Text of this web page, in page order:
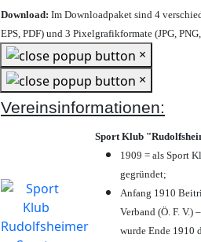
Download: Im Downloadpaket sind 4
EPS, PDF) und 3 Pixelgrafikformate (JPG,
×
×
Vereinsinformationen:
Sport Klub
1909 = als Sport
gegründet;
Anfang 1910
Verband (Ö. F. V.)
wurde Ende 1910